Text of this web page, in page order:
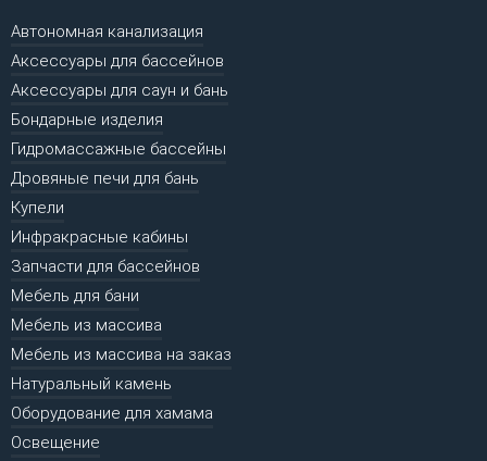
Автономная канализация
Аксессуары для бассейнов
Аксессуары для саун и бань
Бондарные изделия
Гидромассажные бассейны
Дровяные печи для бань
Купели
Инфракрасные кабины
Запчасти для бассейнов
Мебель для бани
Мебель из массива
Мебель из массива на заказ
Натуральный камень
Оборудование для хамама
Освещение